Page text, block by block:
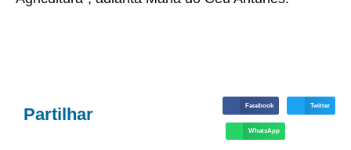
Partilhar Facebook Twitter
WhatsApp